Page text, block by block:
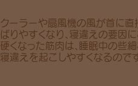
クーラーや扇風機の風が首に直
ばりやすくなり、寝違えの要因
硬くなった筋肉は、睡眠中の些
寝違えを起こしやすくなるのです